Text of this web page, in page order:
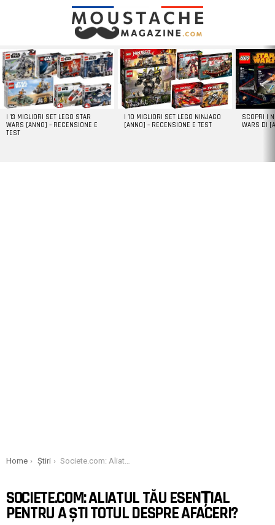
LATEST
STORIES
I 13 MIGLIORI SET LEGO STAR
WARS [ANNO] – RECENSIONE E
TEST
I 10 MIGLIORI SET LEGO NINJAGO
[ANNO] – RECENSIONE E TEST
SCOPRI I
WARS DI
You are here:
Home Știri Societe.com: Aliatul tău esențial pentru a ști totul despre afaceri?
SOCIETE.COM: ALIATUL TĂU ESENȚIAL
PENTRU A ȘTI TOTUL DESPRE AFACERI?